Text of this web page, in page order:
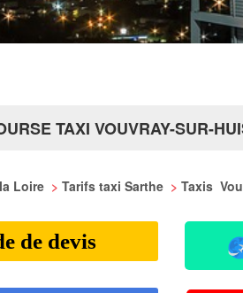
TAXI VOUVRAY-SUR-
Loire > Tarifs taxi Sarthe > Taxis
de devis